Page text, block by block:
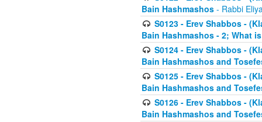
Bain Hashmashos - Rabbi
S0123 - Erev Shabbos -
Bain Hashmashos - 2; What
S0124 - Erev Shabbos -
Bain Hashmashos and
S0125 - Erev Shabbos -
Bain Hashmashos and
S0126 - Erev Shabbos -
Bain Hashmashos and